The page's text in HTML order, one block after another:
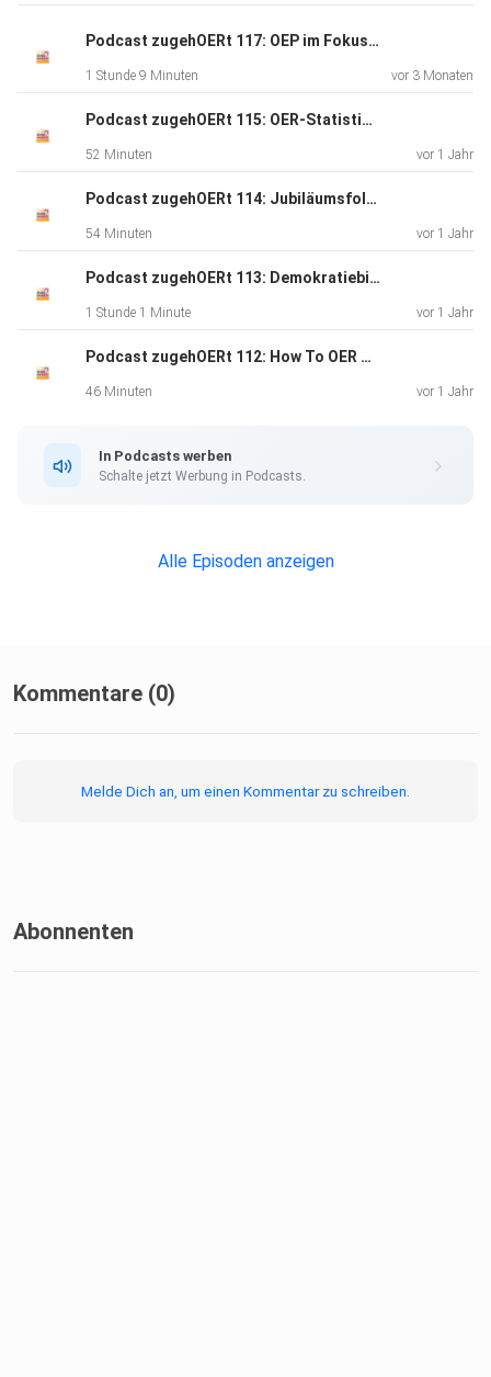
Podcast zugehOERt 117: OEP im Fokus: Definition, OER-Zusammenhang und Maßnahmen für offene Bildung
1 Stunde 9 Minuten vor 3 Monaten
Podcast zugehOERt 115: OER-Statistiken als Teil von Wissenschaftsbewertung
52 Minuten vor 1 Jahr
Podcast zugehOERt 114: Jubiläumsfolge 10 Jahre Bündnis Freie Bildung
54 Minuten vor 1 Jahr
Podcast zugehOERt 113: Demokratiebildung mit OER - Im Talk mit Aula
1 Stunde 1 Minute vor 1 Jahr
Podcast zugehOERt 112: How To OER World Map – Praxisbeispiele mit Ellen Pflaum
46 Minuten vor 1 Jahr
In Podcasts werben
Schalte jetzt Werbung in Podcasts.
Alle Episoden anzeigen
Kommentare (0)
Melde Dich an, um einen Kommentar zu schreiben.
Abonnenten